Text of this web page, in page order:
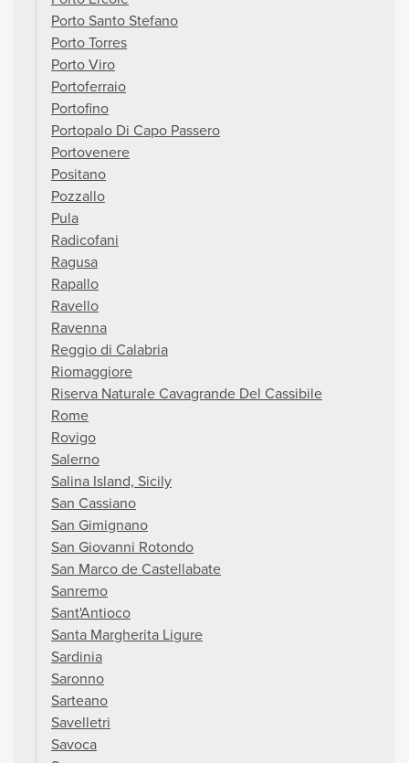
Porto Santo Stefano
Porto Torres
Porto Viro
Portoferraio
Portofino
Portopalo Di Capo Passero
Portovenere
Positano
Pozzallo
Pula
Radicofani
Ragusa
Rapallo
Ravello
Ravenna
Reggio di Calabria
Riomaggiore
Riserva Naturale Cavagrande Del Cassibile
Rome
Rovigo
Salerno
Salina Island, Sicily
San Cassiano
San Gimignano
San Giovanni Rotondo
San Marco de Castellabate
Sanremo
Sant'Antioco
Santa Margherita Ligure
Sardinia
Saronno
Sarteano
Savelletri
Savoca